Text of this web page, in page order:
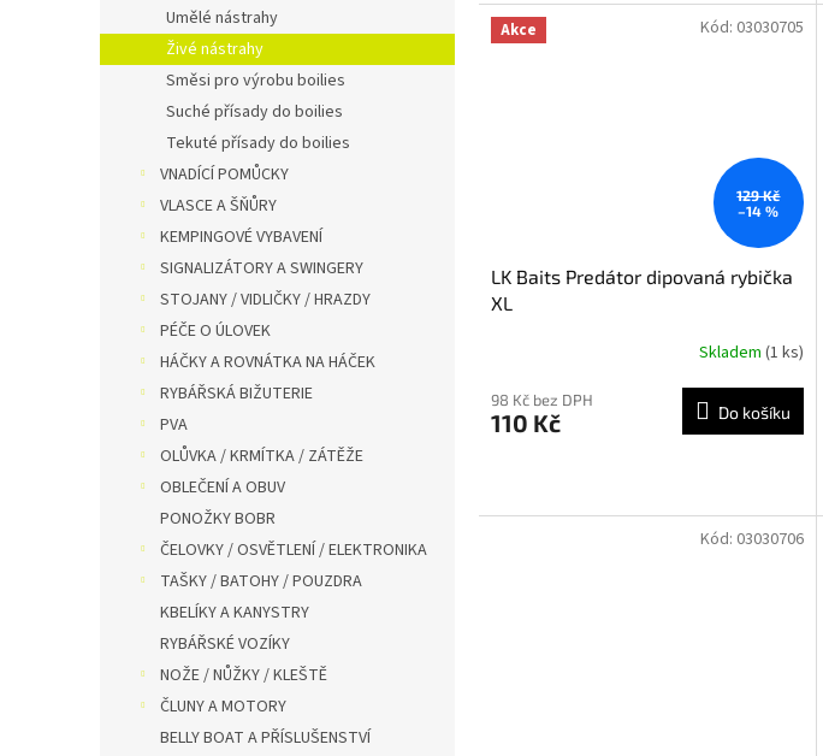
Umělé nástrahy
Živé nástrahy
Směsi pro výrobu boilies
Suché přísady do boilies
Tekuté přísady do boilies
VNADÍCÍ POMŮCKY
VLASCE A ŠŇŮRY
KEMPINGOVÉ VYBAVENÍ
SIGNALIZÁTORY A SWINGERY
STOJANY / VIDLIČKY / HRAZDY
PÉČE O ÚLOVEK
HÁČKY A ROVNÁTKA NA HÁČEK
RYBÁŘSKÁ BIŽUTERIE
PVA
OLŮVKA / KRMÍTKA / ZÁTĚŽE
OBLEČENÍ A OBUV
PONOŽKY BOBR
ČELOVKY / OSVĚTLENÍ / ELEKTRONIKA
TAŠKY / BATOHY / POUZDRA
KBELÍKY A KANYSTRY
RYBÁŘSKÉ VOZÍKY
NOŽE / NŮŽKY / KLEŠTĚ
ČLUNY A MOTORY
BELLY BOAT A PŘÍSLUŠENSTVÍ
Akce
129 Kč
–14 %
LK Baits Predátor dipovaná rybička
XL
Skladem (1 ks)
98 Kč bez DPH
110 Kč Do košíku
Kód: 03030705
Kód: 03030706